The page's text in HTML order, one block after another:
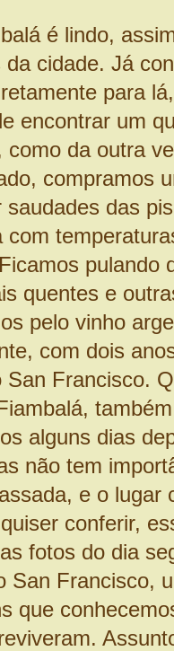
é lindo,
cidade. Já
para
encontrar um
como da outra
compramos
das
com
pulando
quentes e
pelo vinho
com dois
San Francisco.
alguns dias
não tem
e o lugar
conferir,
fotos do dia
San Francisco,
que